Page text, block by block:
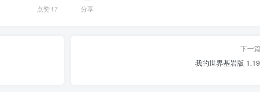
点赞17 分享
下一
我的世界基岩版